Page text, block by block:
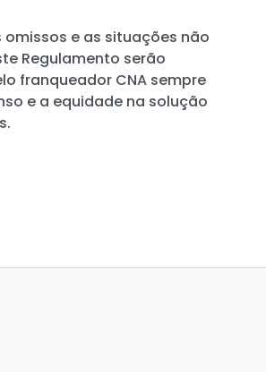
omissos e as situações não
Regulamento serão
franqueador CNA sempre
e a equidade na solução